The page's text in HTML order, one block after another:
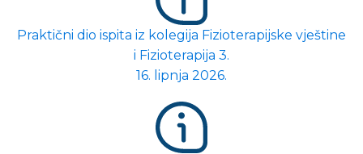
Praktični dio ispita iz kolegija Fizioterapijske vještine
i Fizioterapija 3.
16. lipnja 2026.